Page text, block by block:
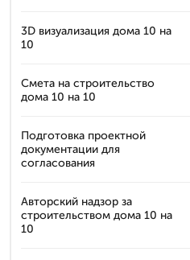
3D визуализация дома 10 на
10
Смета на строительство
дома 10 на 10
Подготовка проектной
документации для
согласования
Авторский надзор за
строительством дома 10 на
10